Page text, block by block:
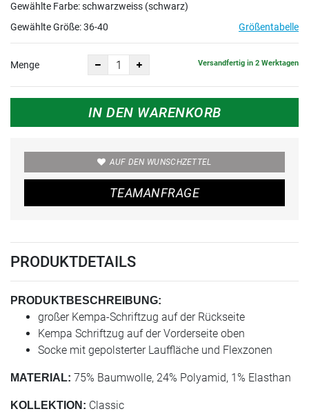
Gewählte Farbe: schwarzweiss (schwarz)
Gewählte Größe:36-40 Größentabelle
Menge Versandfertig in 2 Werktagen
IN DEN WARENKORB
AUF DEN WUNSCHZETTEL
TEAMANFRAGE
PRODUKTDETAILS
PRODUKTBESCHREIBUNG:
großer Kempa-Schriftzug auf der Rückseite
Kempa Schriftzug auf der Vorderseite oben
Socke mit gepolsterter Lauffläche und Flexzonen
MATERIAL: 75% Baumwolle, 24% Polyamid, 1% Elasthan
KOLLEKTION: Classic